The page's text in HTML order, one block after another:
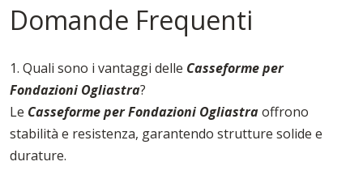
Domande Frequenti
1. Quali sono i vantaggi delle Casseforme per
Fondazioni Ogliastra?
Le Casseforme per Fondazioni Ogliastraoffrono
stabilità e resistenza, garantendo strutture solide e
durature.